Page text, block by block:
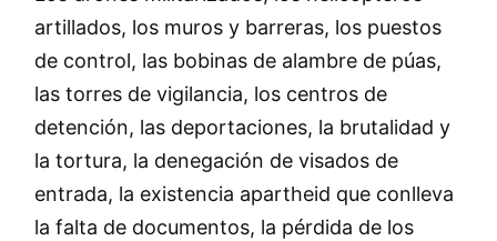
artillados, los muros y barreras, los puestos
de control, las bobinas de alambre de púas,
las torres de vigilancia, los centros de
detención, las deportaciones, la brutalidad y
la tortura, la denegación de visados de
entrada, la existencia apartheid que conlleva
la falta de documentos, la pérdida de los